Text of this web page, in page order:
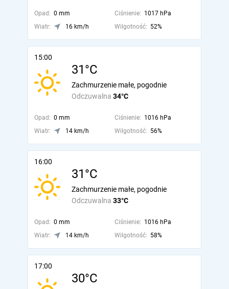
Opad: 0 mm Ciśnienie: 1017 hPa
Wiatr:
16 km/h Wilgotność: 52%
15:00
31°C
Odczuwalna 34°C
Zachmurzenie małe, pogodnie
Opad: 0 mm Ciśnienie: 1016 hPa
Wiatr:
14 km/h Wilgotność: 56%
16:00
31°C
Odczuwalna 33°C
Zachmurzenie małe, pogodnie
Opad: 0 mm Ciśnienie: 1016 hPa
Wiatr:
14 km/h Wilgotność: 58%
17:00
30°C